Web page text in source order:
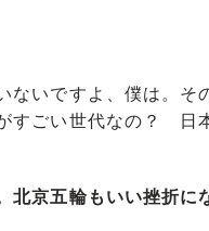
ないですよ、僕は。
すごい世代なの？ 日
京五輪もいい挫折に